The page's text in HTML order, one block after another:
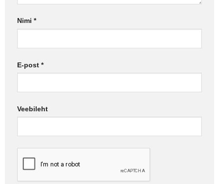
Nimi *
E-post *
Veebileht